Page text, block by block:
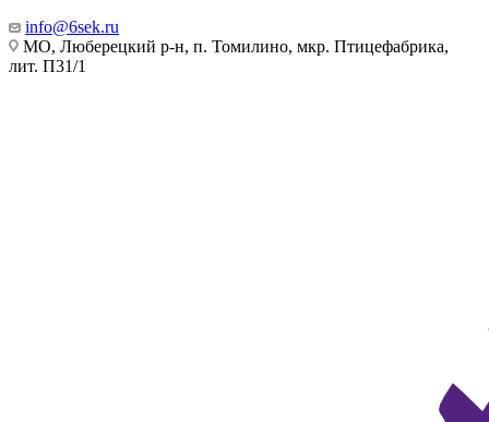
info@6sek.ru
МО, Люберецкий р-н, п. Томилино, мкр. Птицефабрика,
лит. П31/1